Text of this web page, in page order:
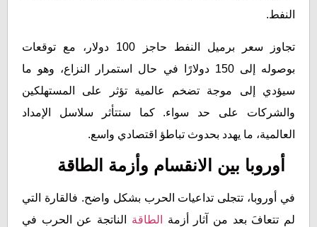
النفط.
تجاوز سعر برميل النفط حاجز 100 دولار، مع توقعات
بوصوله إلى 150 دولارًا في حال استمرار النزاع، وهو ما
سيؤدي إلى موجة تضخم عالمية تؤثر على المستهلكين
والشركات على حد سواء. كما ستتأثر سلاسل الإمداد
العالمية، ما يهدد بحدوث تباطؤ اقتصادي واسع.
أوروبا بين الانقسام وأزمة الطاقة
في أوروبا، تتجلى تداعيات الحرب بشكل واضح. فالقارة التي
لم تتعافَ بعد من آثار أزمة
الطاقة الناتجة عن الحرب في